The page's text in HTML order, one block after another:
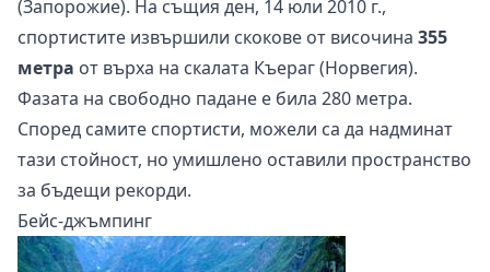
(Запорожие). На същия ден, 14 юли 2010 г.,
спортистите извършили скокове от височина 355
метра от върха на скалата Къераг (Норвегия).
Фазата на свободно падане е била 280 метра.
Според самите спортисти, можели са да надминат
тази стойност, но умишлено оставили пространство
за бъдещи рекорди.
Бейс-джъмпинг